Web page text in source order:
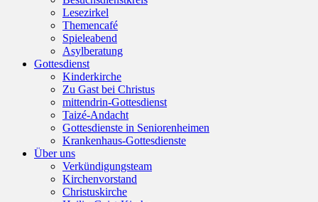
Lesezirkel
Themencafé
Spieleabend
Asylberatung
Gottesdienst
Kinderkirche
Zu Gast bei Christus
mittendrin-Gottesdienst
Taizé-Andacht
Gottesdienste in Seniorenheimen
Krankenhaus-Gottesdienste
Über uns
Verkündigungsteam
Kirchenvorstand
Christuskirche